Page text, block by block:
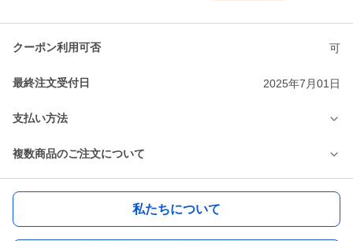
クーポン利用可否 可
最終注文受付日 2025年7月01日
支払い方法
複数商品のご注文について
私たちについて